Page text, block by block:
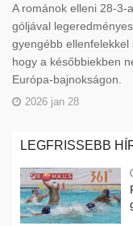
A románok elleni 28-3-
góljával
gyengébb ellenfelekkel
hogy a későbbiekben
Európa-bajnokságon.
2026 jan 28
LEGFRISSEBB